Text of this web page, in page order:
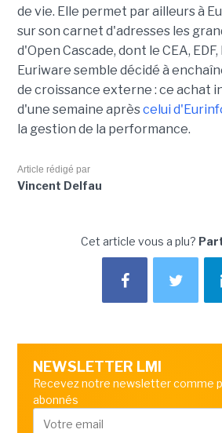
de vie. Elle permet par ailleurs à
sur son carnet d'adresses les
d'Open Cascade, dont le CEA,
Euriware semble décidé à
de croissance externe : ce achat
d'une semaine aprèscelui
la gestion de la performance.
Article rédigé par
Vincent Delfau
Cet article vous a plu?
NEWSLETTER LMI
Recevez notre newsletter comme
abonnés